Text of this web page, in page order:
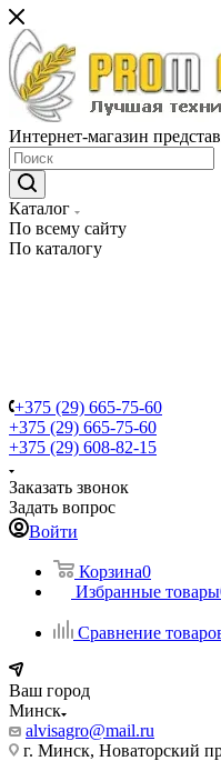
Интернет-магазин
Каталог
По всему сайту
По каталогу
+375 (29) 665-75-60
+375 (29) 665-75-60
+375 (29) 608-82-15
Заказать звонок
Задать вопрос
Войти
Корзина0
Избранные товары
Сравнение
Ваш город
Минск
alvisagro@mail.ru
г. Минск, Новаторский